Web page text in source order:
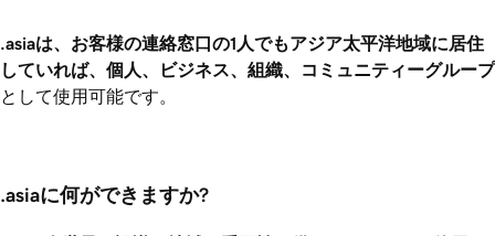
.asiaは、お客様の連絡窓口の1人でもアジア太平洋地域に居住
していれば、個人、ビジネス、組織、コミュニティーグループ
として使用可能です。
.asiaに何ができますか?